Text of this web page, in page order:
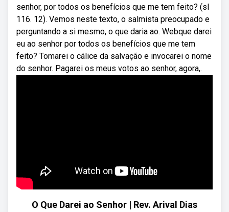
senhor, por todos os benefícios que me tem feito? (sl
116. 12). Vemos neste texto, o salmista preocupado e
perguntando a si mesmo, o que daria ao. Webque darei
eu ao senhor por todos os benefícios que me tem
feito? Tomarei o cálice da salvação e invocarei o nome
do senhor. Pagarei os meus votos ao senhor, agora,.
O Que Darei ao Senhor | Rev. Arival Dias